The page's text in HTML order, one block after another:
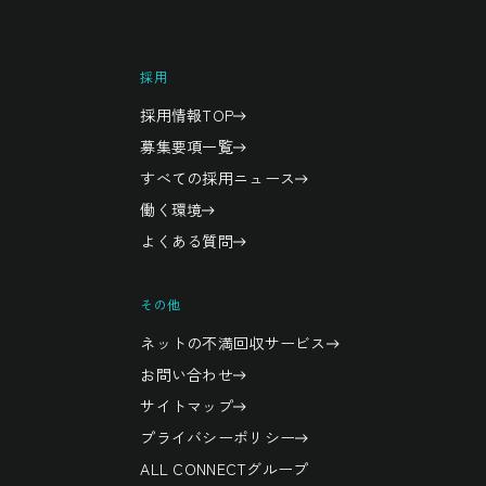
採用
採用情報TOP
募集要項一覧
すべての採用ニュース
働く環境
よくある質問
その他
ネットの不満回収サービス
お問い合わせ
サイトマップ
プライバシーポリシー
ALL CONNECTグループ